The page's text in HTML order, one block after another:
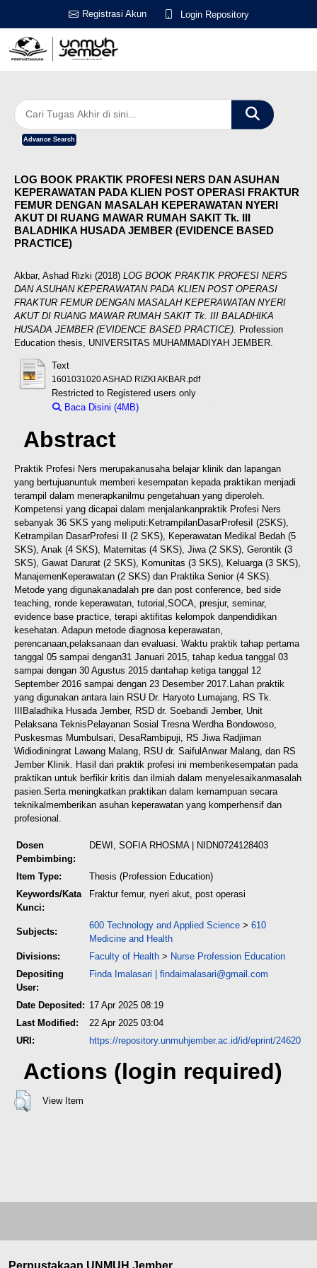
Registrasi Akun Login Repository
Advance Search
LOG BOOK PRAKTIK PROFESI NERS DAN ASUHAN
KEPERAWATAN PADA KLIEN POST OPERASI FRAKTUR
FEMUR DENGAN MASALAH KEPERAWATAN NYERI
AKUT DI RUANG MAWAR RUMAH SAKIT Tk. III
BALADHIKA HUSADA JEMBER (EVIDENCE BASED
PRACTICE)
Akbar, Ashad Rizki (2018) LOG BOOK PRAKTIK PROFESI NERS
DAN ASUHAN KEPERAWATAN PADA KLIEN POST OPERASI
FRAKTUR FEMUR DENGAN MASALAH KEPERAWATAN NYERI
AKUT DI RUANG MAWAR RUMAH SAKIT Tk. III BALADHIKA
HUSADA JEMBER (EVIDENCE BASED PRACTICE). Profession
Education thesis, UNIVERSITAS MUHAMMADIYAH JEMBER.
Text
1601031020 ASHAD RIZKI AKBAR.pdf
Restricted to Registered users only
Baca Disini (4MB)
Abstract
Praktik Profesi Ners merupakanusaha belajar klinik dan lapangan
yang bertujuanuntuk memberi kesempatan kepada praktikan menjadi
terampil dalam menerapkanilmu pengetahuan yang diperoleh.
Kompetensi yang dicapai dalam menjalankanpraktik Profesi Ners
sebanyak 36 SKS yang meliputi:KetrampilanDasarProfesiI (2SKS),
Ketrampilan DasarProfesi II (2 SKS), Keperawatan Medikal Bedah (5
SKS), Anak (4 SKS), Maternitas (4 SKS), Jiwa (2 SKS), Gerontik (3
SKS), Gawat Darurat (2 SKS), Komunitas (3 SKS), Keluarga (3 SKS),
ManajemenKeperawatan (2 SKS) dan Praktika Senior (4 SKS).
Metode yang digunakanadalah pre dan post conference, bed side
teaching, ronde keperawatan, tutorial, SOCA, presjur, seminar,
evidence base practice, terapi aktifitas kelompok danpendidikan
kesehatan. Adapun metode diagnosa keperawatan,
perencanaan, pelaksanaan dan evaluasi. Waktu praktik tahap pertama
tanggal 05 sampai dengan31 Januari 2015, tahap kedua tanggal 03
sampai dengan 30 Agustus 2015 dantahap ketiga tanggal 12
September 2016 sampai dengan 23 Desember 2017. Lahan praktik
yang digunakan antara lain RSU Dr. Haryoto Lumajang, RS Tk.
IIIBaladhika Husada Jember, RSD dr. Soebandi Jember, Unit
Pelaksana TeknisPelayanan Sosial Tresna Werdha Bondowoso,
Puskesmas Mumbulsari, DesaRambipuji, RS Jiwa Radjiman
Widiodiningrat Lawang Malang, RSU dr. SaifulAnwar Malang, dan RS
Jember Klinik. Hasil dari praktik profesi ini memberikesempatan pada
praktikan untuk berfikir kritis dan ilmiah dalam menyelesaikanmasalah
pasien.Serta meningkatkan praktikan dalam kemampuan secara
teknikalmemberikan asuhan keperawatan yang komperhensif dan
profesional.
Dosen
Pembimbing:
DEWI, SOFIA RHOSMA| NIDN0724128403
Item Type:
Thesis (Profession Education)
Keywords/Kata
Kunci:
Fraktur femur, nyeri akut, post operasi
Subjects:
600 Technology and Applied Science > 610
Medicine and Health
Divisions:
Faculty of Health > Nurse Profession Education
Depositing
User:
Finda Imalasari | findaimalasari@gmail.com
Date Deposited: 17 Apr 2025 08:19
Last Modified:
22 Apr 2025 03:04
URI:
https://repository.unmuhjember.ac.id/id/eprint/24620
Actions (login required)
View Item
Perpustakaan UNMUH Jember